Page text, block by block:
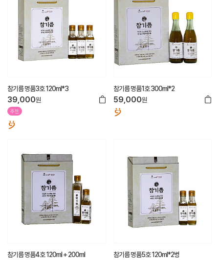
참기름 명품3호 120ml*3
39,000원
추천
참기름 명품1호 300ml*2
59,000원
참기름 명품4호 120ml + 200ml 참기름 명품5호 120ml*2병